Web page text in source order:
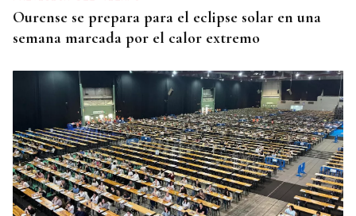
Ourense se prepara para el eclipse solar en una
semana marcada por el calor extremo